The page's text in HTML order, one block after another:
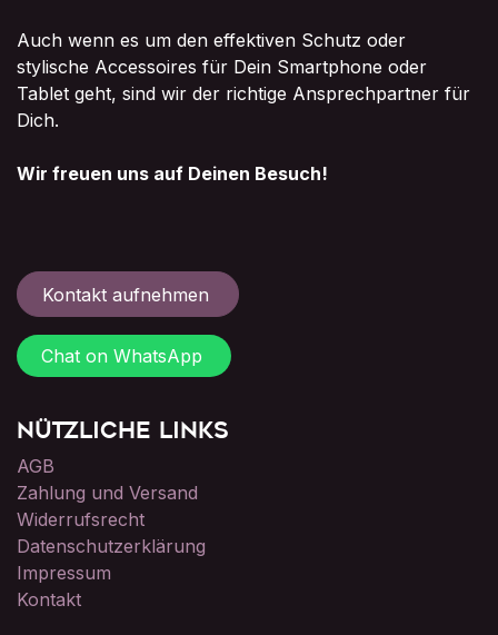
Auch wenn es um den effektiven Schutz oder
stylische Accessoires für Dein Smartphone oder
Tablet geht, sind wir der richtige Ansprechpartner für
Dich.
Wir freuen uns auf Deinen Besuch!
Kontakt aufnehmen
Chat on WhatsApp
Nützliche Links
AGB
Zahlung und Versand
Widerrufsrecht
Datenschutzerklärung
Impressum
Kontakt